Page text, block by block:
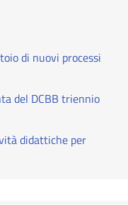
di nuovi processi
del DCBB triennio
didattiche per